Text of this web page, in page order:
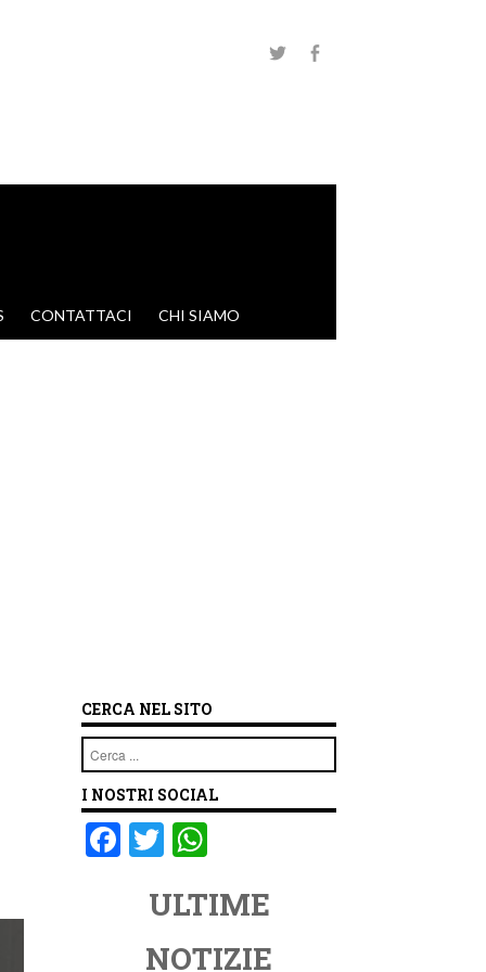
CONTATTACI CHI SIAMO
CERCA NEL SITO
Cerca
I NOSTRI SOCIAL
F T
tt
er
at
s
ULTIME
NOTIZIE